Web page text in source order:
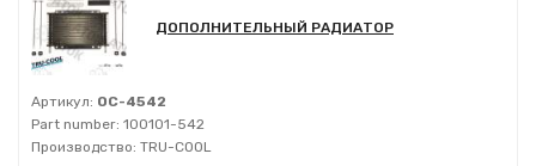
ДОПОЛНИТЕЛЬНЫЙ РАДИАТОР
Артикул: OC-4542
Part number: 100101-542
Производство: TRU-COOL